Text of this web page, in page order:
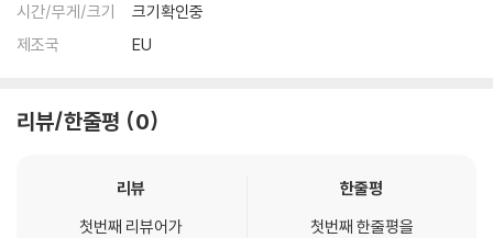
시간/무게/크기
크기확인중
제조국
EU
리뷰/한줄평 0
리뷰
첫번째 리뷰어가
한줄평
첫번째 한줄평을